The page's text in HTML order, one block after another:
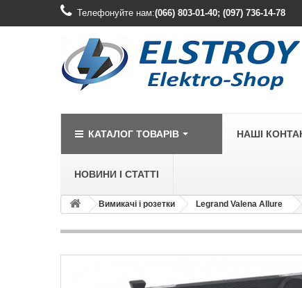
Телефонуйте нам:(066) 803-01-40; (097) 736-14-78
КАТАЛОГ ТОВАРІВ
LEGRAND
Legrand
Legrand
НАШІ
НОВИНИ І СТАТТІ
Вимикачі і розетки Legrand Valena Allure